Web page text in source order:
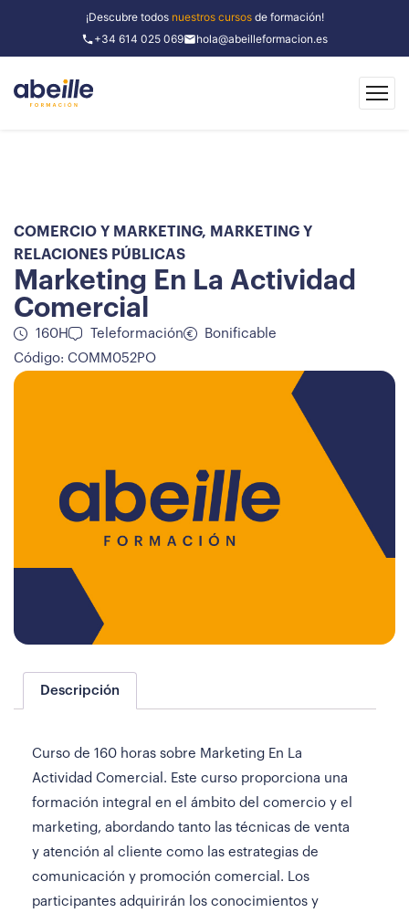
¡Descubre todos nuestros cursosde formación!
+34 614 025 069
hola@abeilleformacion.es
COMERCIO Y MARKETING, MARKETING Y
RELACIONES PÚBLICAS
Marketing En La Actividad
Comercial
160H Teleformación
Bonificable
Código: COMM052PO
Descripción
Curso de 160 horas sobre Marketing En La
Actividad Comercial. Este curso proporciona una
formación integral en el ámbito del comercio y el
marketing, abordando tanto las técnicas de venta
y atención al cliente como las estrategias de
comunicación y promoción comercial. Los
participantes adquirirán los conocimientos y